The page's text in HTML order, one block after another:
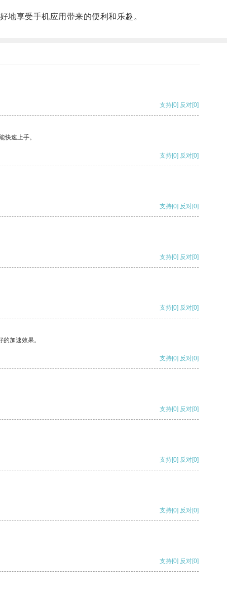
享受手机应用带来的便利和乐趣。
支持[0] 反对[0]
快速上手。
支持[0] 反对[0]
支持[0] 反对[0]
支持[0] 反对[0]
支持[0] 反对[0]
加速效果。
支持[0] 反对[0]
支持[0] 反对[0]
支持[0] 反对[0]
支持[0] 反对[0]
支持[0] 反对[0]